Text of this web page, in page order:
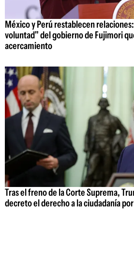
México y Perú restablecen
voluntad" del gobierno de Fujimori
acercamiento
Tras el freno de la Corte Suprema,
decreto el derecho a la ciudadanía